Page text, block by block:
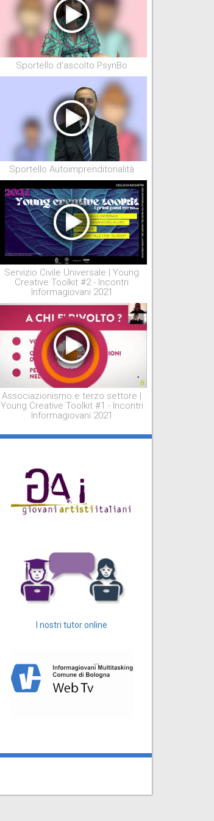
Sportello d'ascolto PsynBo
Sportello Autoimprenditorialità
Servizio Civile Universale | Young
Creative Toolkit #2 - Incontri
Informagiovani 2021
Associazionismo e terzo settore |
Young Creative Toolkit #1 - Incontri
Informagiovani 2021
I nostri tutor online